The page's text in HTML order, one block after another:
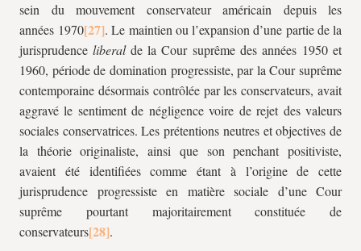
sein du mouvement conservateur américain depuis les
années 1970
. Le maintien ou l’expansion d’une partie de la
jurisprudenceliberalde la Cour suprême des années 1950 et
1960, période de domination progressiste, par la Cour suprême
contemporaine désormais contrôlée par les conservateurs, avait
aggravé le sentiment de négligence voire de rejet des valeurs
sociales conservatrices. Les prétentions neutres et objectives de
la théorie originaliste, ainsi que son penchant positiviste,
avaient été identifiées comme étant à l’origine de cette
jurisprudence progressiste en matière sociale d’une Cour
suprême pourtant majoritairement constituée de
conservateurs
.